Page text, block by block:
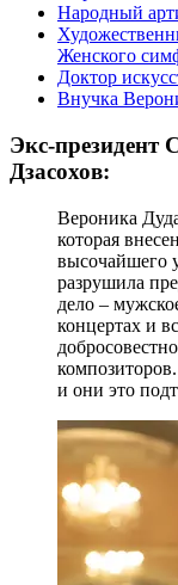
Народный
Женского
Доктор
Внучка
Экс-президент
Дзасохов:
Вероника
которая
высочайшего
разрушила
дело –
концертах и
и они это